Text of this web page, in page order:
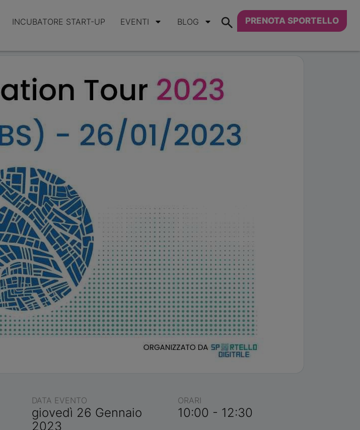
INCUBATORE START-UP EVENTI BLOG PRENOTA SPORTELLO
DATA EVENTO
giovedì 26 Gennaio
2023
ORARI
10:00 - 12:30